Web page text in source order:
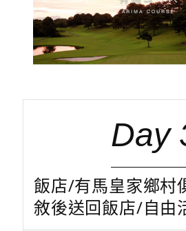
Day
飯店/有馬皇家鄉村
敘後送回飯店/自由